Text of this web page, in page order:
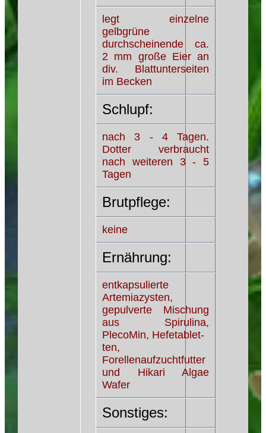
legt einzelne
gelbgrüne
durchscheinende ca.
2 mm große Eier an
div. Blattunterseiten
im Becken
Schlupf:
nach 3 - 4 Tagen.
Dotter verbraucht
nach weiteren 3 - 5
Tagen
Brutpflege:
keine
Ernährung:
entkapsulierte
Artemiazysten,
gepulverte Mischung
aus Spirulina,
PlecoMin, Hefetablet-
ten,
Forellenaufzuchtfutter
und Hikari Algae
Wafer
Sonstiges: